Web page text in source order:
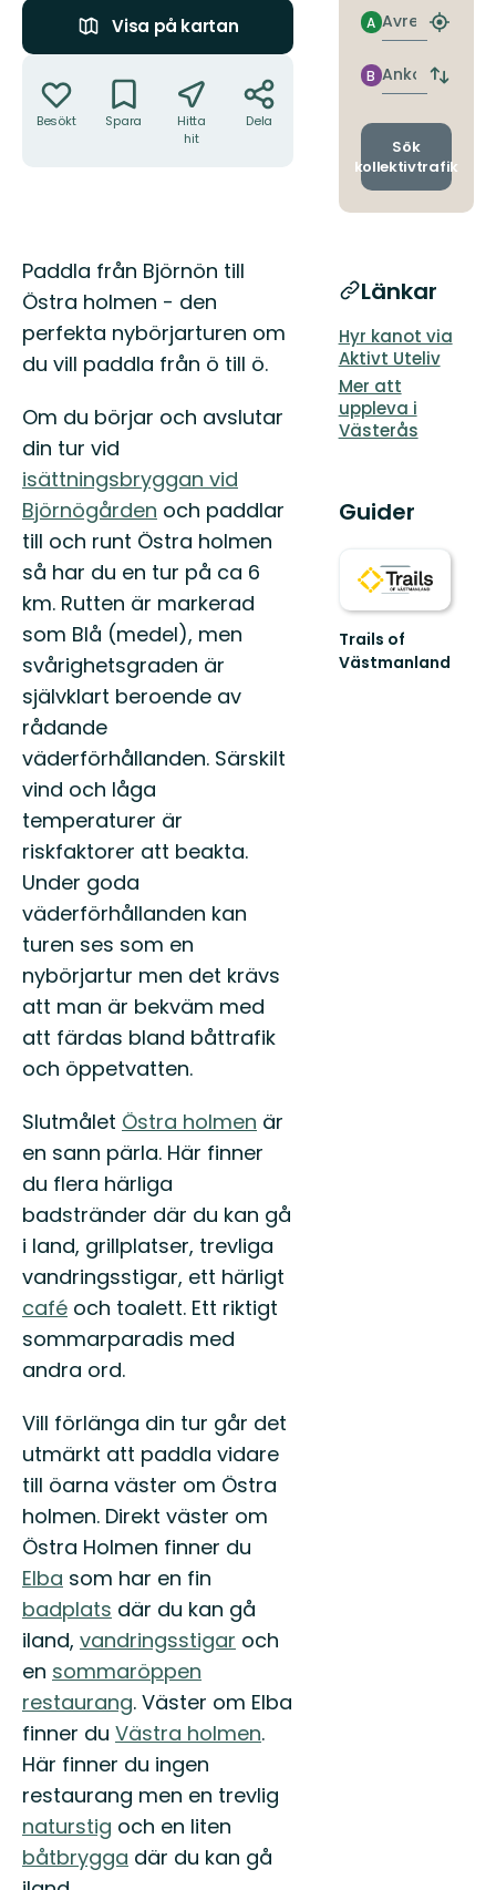
Visa på kartan
Besökt Spara
Hitta
hit
Dela
Beskrivning
Paddla från Björnön till
Östra holmen - den
perfekta nybörjarturen om
du vill paddla från ö till ö.
Om du börjar och avslutar
din tur vid
isättningsbryggan vid
Björnögården och paddlar
till och runt Östra holmen
så har du en tur på ca 6
km. Rutten är markerad
som Blå (medel), men
svårighetsgraden är
självklart beroende av
rådande
väderförhållanden. Särskilt
vind och låga
temperaturer är
riskfaktorer att beakta.
Under goda
väderförhållanden kan
turen ses som en
nybörjartur men det krävs
att man är bekväm med
att färdas bland båttrafik
och öppetvatten.
Slutmålet Östra holmen är
en sann pärla. Här finner
du flera härliga
badstränder där du kan gå
i land, grillplatser, trevliga
vandringsstigar, ett härligt
café och toalett. Ett riktigt
sommarparadis med
andra ord.
Vill förlänga din tur går det
utmärkt att paddla vidare
till öarna väster om Östra
holmen. Direkt väster om
Östra Holmen finner du
Elba som har en fin
badplats där du kan gå
iland, vandringsstigar och
en sommaröppen
restaurang. Väster om Elba
finner du Västra holmen.
Här finner du ingen
restaurang men en trevlig
naturstig och en liten
båtbrygga där du kan gå
Avresa
A
Hitta
Ankomst
B
Byt
och
Sök
kollektivtrafik
Länkar
Hyr kanot via
Aktivt Uteliv
Mer att
uppleva i
Västerås
Guider
Trails of
Västmanland